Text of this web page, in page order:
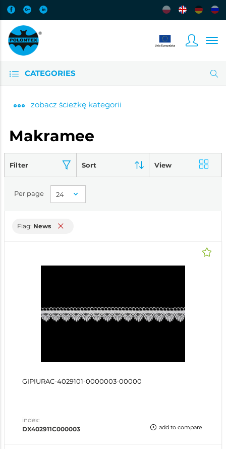
CATEGORIES
zobacz ścieżkę kategorii
Makramee
Filter Sort View
Per page
Flag: News
GIPIURAC-4029101-0000003-00000
index:
DX402911C000003
add to compare